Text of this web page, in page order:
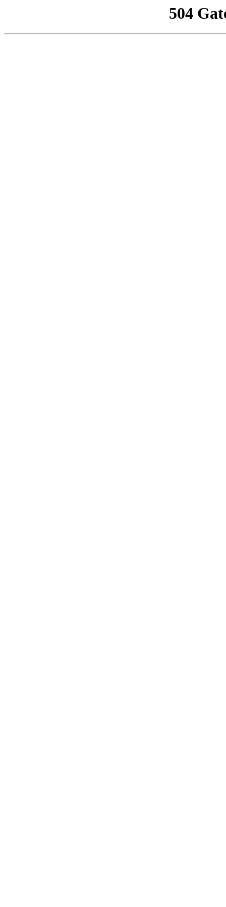
504